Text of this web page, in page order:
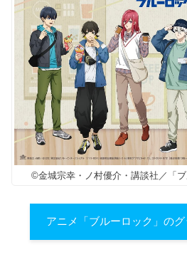
©金城宗幸・ノ村優介・講談社／「
アニメ「ブルーロック」の